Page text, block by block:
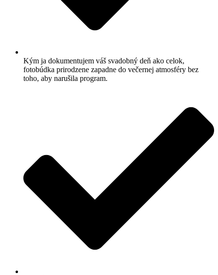
Kým ja dokumentujem váš svadobný deň ako celok,
fotobúdka prirodzene zapadne do večernej atmosféry bez
toho, aby narušila program.